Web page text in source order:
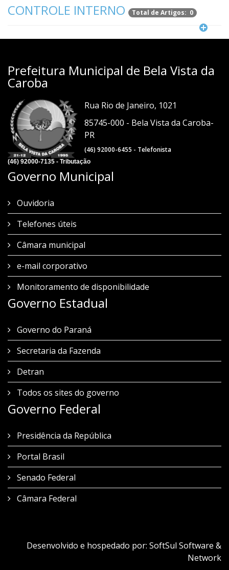
CONTROLE INTERNO Total de Artigos: 0
Prefeitura Municipal de Bela Vista da
Caroba
Rua Rio de Janeiro, 1021
85745-000 - Bela Vista da Caroba-
PR
(46) 92000-6455 - Telefonista
(46) 92000-7135 - Tributação
Governo Municipal
Ouvidoria
Telefones úteis
Câmara municipal
e-mail corporativo
Monitoramento de disponibilidade
Governo Estadual
Governo do Paraná
Secretaria da Fazenda
Detran
Todos os sites do governo
Governo Federal
Presidência da República
Portal Brasil
Senado Federal
Câmara Federal
Desenvolvido e hospedado por: SoftSul Software &
Network